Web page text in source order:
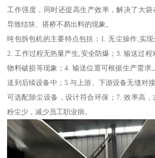
工作强度，同时还提高生产效率，解决了大
导致结块、搭桥不易出料的现象。
吨包拆包机的主要特点包括：1. 无尘操作,实现
2. 工作过程无热量产生,安全防爆；3. 输送过
物料破损等现象；4. 输送位置可根据生产需求
送到后续设备中；5.与上游、下游设备无缝对
可选配除尘设备，设计符合环保；7. 效率高，
粉尘少，减少员工职业病。